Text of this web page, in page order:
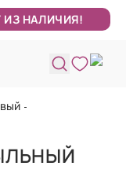
ИЗ НАЛИЧИЯ!